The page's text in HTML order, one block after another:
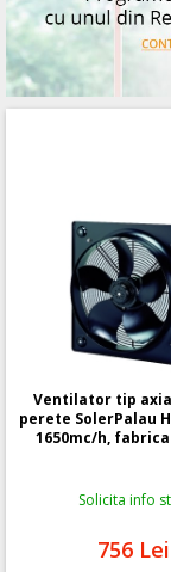
Ventilator tip
perete SolerPalau
1650mc/h,
Solicita info
756 Lei